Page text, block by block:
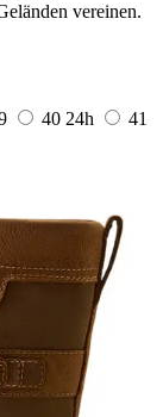
vereinen.
40 24h
41